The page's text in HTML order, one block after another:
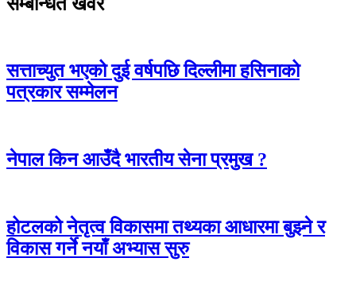
सत्ताच्युत भएको दुई वर्षपछि दिल्लीमा हसिनाको
पत्रकार सम्मेलन
नेपाल किन आउँदै भारतीय सेना प्रमुख ?
होटलको नेतृत्व विकासमा तथ्यका आधारमा बुझ्ने र
विकास गर्ने नयाँ अभ्यास सुरु